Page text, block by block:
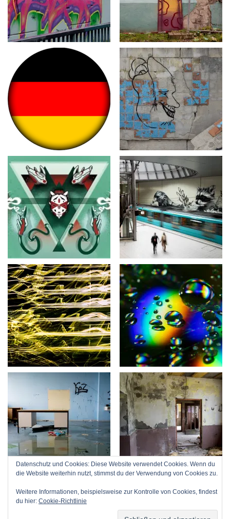
Datenschutz und Cookies: Diese Website verwendet Cookies. Wenn du
die Website weiterhin nutzt, stimmst du der Verwendung von Cookies zu.
Weitere Informationen, beispielsweise zur Kontrolle von Cookies, findest
du hier: Cookie-Richtlinie